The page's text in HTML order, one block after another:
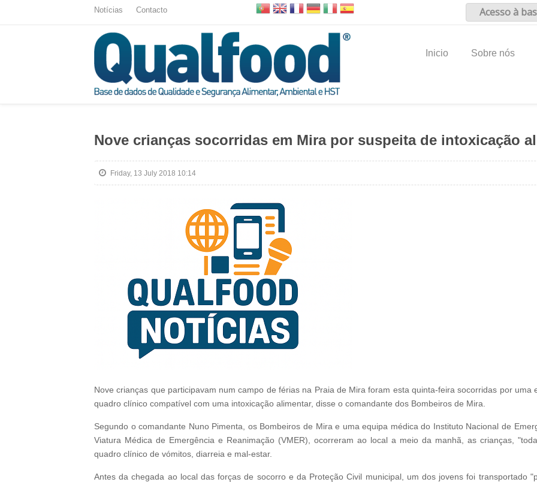
Notícias Contacto Acesso à
Inicio Sobre nós
Nove crianças socorridas em Mira por suspeita de intoxicação
Friday, 13 July 2018 10:14
Nove crianças que participavam num campo de férias na Praia de Mira foram esta quinta-feira socorridas por
quadro clínico compatível com uma intoxicação alimentar, disse o comandante dos Bombeiros de Mira.
Segundo o comandante Nuno Pimenta, os Bombeiros de Mira e uma equipa médica do Instituto Nacional de
Viatura Médica de Emergência e Reanimação (VMER), ocorreram ao local a meio da manhã, as crianças,
quadro clínico de vómitos, diarreia e mal-estar.
Antes da chegada ao local das forças de socorro e da Proteção Civil municipal, um dos jovens foi transportado